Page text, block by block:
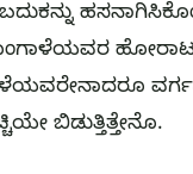
ಬಿಡುತ್ತಿತ್ತೇನೊ.